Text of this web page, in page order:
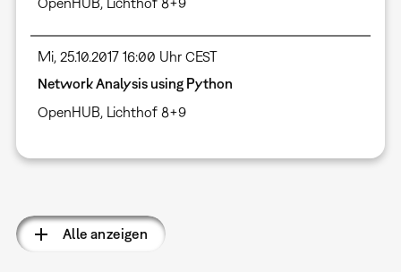
Mi, 25.10.2017 16:00 Uhr CEST
Network Analysis using Python
OpenHUB, Lichthof 8+9
Alle anzeigen